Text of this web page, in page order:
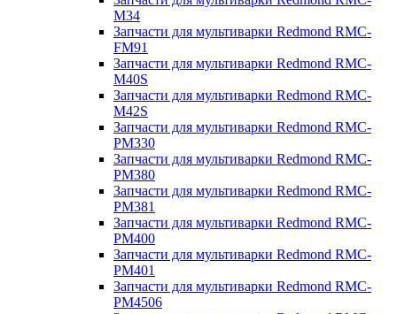
M34
Запчасти для мультиварки Redmond RMC-
FM91
Запчасти для мультиварки Redmond RMC-
M40S
Запчасти для мультиварки Redmond RMC-
M42S
Запчасти для мультиварки Redmond RMC-
PM330
Запчасти для мультиварки Redmond RMC-
PM380
Запчасти для мультиварки Redmond RMC-
PM381
Запчасти для мультиварки Redmond RMC-
PM400
Запчасти для мультиварки Redmond RMC-
PM401
Запчасти для мультиварки Redmond RMC-
PM4506